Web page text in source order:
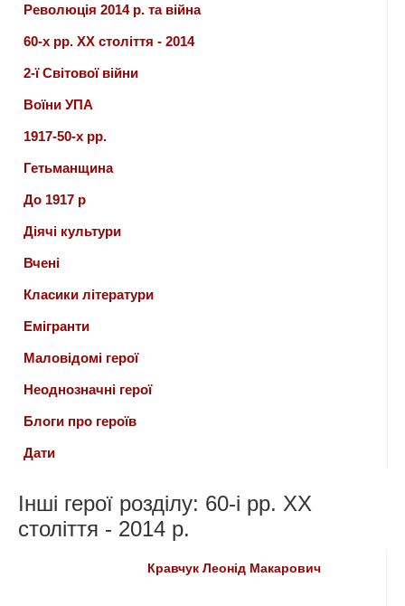
Революція 2014 р. та війна
60-х рр. ХХ століття - 2014
2-ї Світової війни
Воїни УПА
1917-50-х рр.
Гетьманщина
До 1917 р
Діячі культури
Вчені
Класики літератури
Емігранти
Маловідомі герої
Неоднозначні герої
Блоги про героїв
Дати
Інші герої розділу: 60-і рр. ХХ
століття - 2014 р.
Кравчук Леонід Макарович